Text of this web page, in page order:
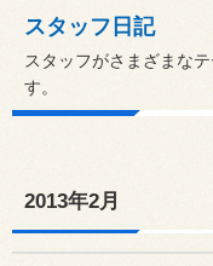
スタッフ日記
スタッフがさまざまな
す。
2013年2月